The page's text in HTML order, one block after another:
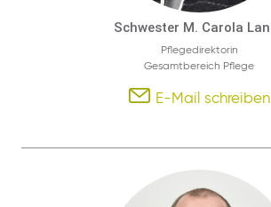
Schwester M. Carola
Pflegedirektorin
Gesamtbereich Pflege
E-Mail schreiben